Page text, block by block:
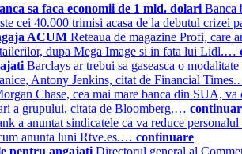
sa faca economii de 1 mld. dolari Banca
cei 40.000 trimisi acasa de la debutul crizei
ACUM Reteaua de magazine Profi, care
dupa Mega Image si in fata lui Lidl.…
Barclays ar trebui sa gaseasca o
Antony Jenkins, citat de Financial
Chase, cea mai mare banca din SUA,
a grupului, citata de Bloomberg.…
a anuntat sindicatele ca va reduce
anunta luni Rtve.es.… continuare
pentru angajati Directorul general al